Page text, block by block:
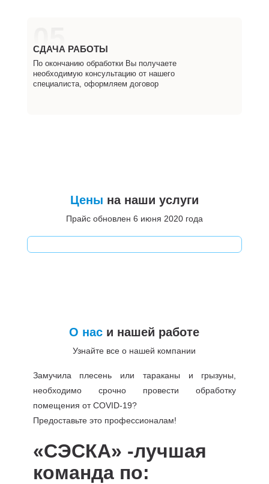
05
СДАЧА РАБОТЫ
По окончанию обработки Вы получаете
необходимую консультацию от нашего
специалиста, оформляем договор
Цены на наши услуги
Прайс обновлен 6 июня 2020 года
О нас и нашей работе
Узнайте все о нашей компании
Замучила плесень или тараканы и грызуны,
необходимо срочно провести обработку
помещения от COVID-19?
Предоставьте это профессионалам!
«СЭСКА» -лучшая
команда по: